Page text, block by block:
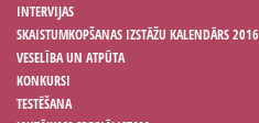
INTERVIJAS
SKAISTUMKOPŠANAS IZSTĀŽU KALENDĀRS 2016
VESELĪBA UN ATPŪTA
KONKURSI
TESTĒŠANA